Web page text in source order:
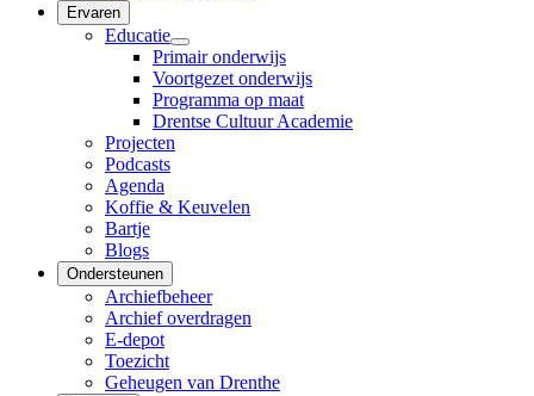
Ervaren
Educatie
Primair onderwijs
Voortgezet onderwijs
Programma op maat
Drentse Cultuur Academie
Projecten
Podcasts
Agenda
Koffie & Keuvelen
Bartje
Blogs
Ondersteunen
Archiefbeheer
Archief overdragen
E-depot
Toezicht
Geheugen van Drenthe